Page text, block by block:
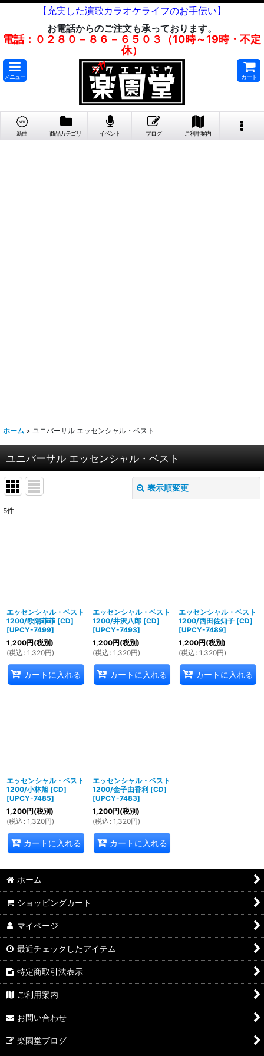
【充実した演歌カラオケライフのお手伝い】
お電話からのご注文も承っております。
電話：０２８０－８６－６５０３（10時～19時・不定
休）
メニュー カート
新曲 商品カテゴリ イベント ブログ ご利用案内
ホーム > ユニバーサル エッセンシャル・ベスト
ユニバーサル エッセンシャル・ベスト
表示順変更
5件
エッセンシャル・ベスト
1200/欧陽菲菲 [CD]
[UPCY-7499]
1,200円(税別)
(税込 : 1,320円)
カートに入れる
エッセンシャル・ベスト
1200/井沢八郎 [CD]
[UPCY-7493]
1,200円(税別)
(税込 : 1,320円)
カートに入れる
エッセンシャル・ベスト
1200/西田佐知子 [CD]
[UPCY-7489]
1,200円(税別)
(税込 : 1,320円)
カートに入れる
エッセンシャル・ベスト
1200/小林旭 [CD]
[UPCY-7485]
1,200円(税別)
(税込 : 1,320円)
カートに入れる
エッセンシャル・ベスト
1200/金子由香利 [CD]
[UPCY-7483]
1,200円(税別)
(税込 : 1,320円)
カートに入れる
ホーム
ショッピングカート
マイページ
最近チェックしたアイテム
特定商取引法表示
ご利用案内
お問い合わせ
楽園堂ブログ